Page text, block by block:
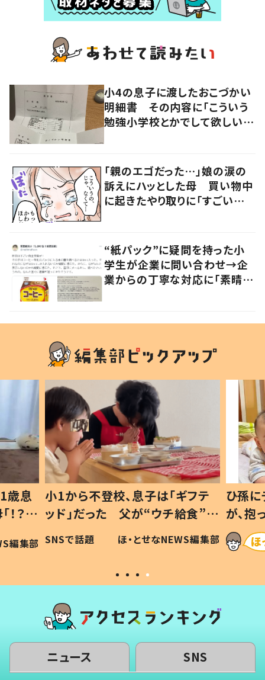
小4の息子に渡したおこづかい
明細書 その内容に「こういう
勉強小学校とかでして欲しい」
「親のエゴだった…」娘の涙の
訴えにハッとした母 買い物中
に起きたやり取りに「すごい分
“紙パック”に疑問を持った小
学生が企業に問い合わせ→企
業からの丁寧な対応に「素晴ら
歳息
？」
編集部
小1から不登校、息子は「ギフテ
ッド」だった 父が“ウチ給食”を
作り続ける理由とは #令和の親
#令和の子
SNSで話題 ほ・とせなNEWS編集部
ひ孫
が、
「涙が
い」
ニュース SNS